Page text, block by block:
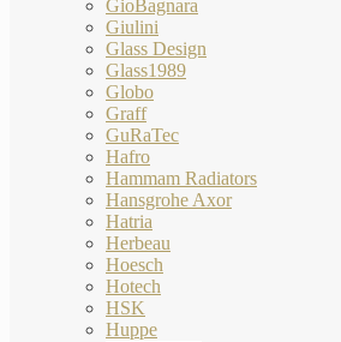
GioBagnara
Giulini
Glass Design
Glass1989
Globo
Graff
GuRaTec
Hafro
Hammam Radiators
Hansgrohe Axor
Hatria
Herbeau
Hoesch
Hotech
HSK
Huppe